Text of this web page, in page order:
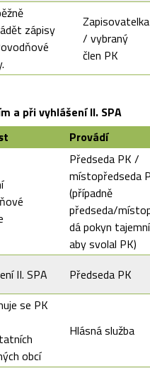
zápisy
Zapisovatelka
/ vybraný
člen PK
a při vyhlášení II. SPA
Provádí
Předseda PK /
místopředseda
(případně
předseda/
dá pokyn
aby svolal PK)
II. SPA Předseda PK
se PK
obcí
Hlásná služba